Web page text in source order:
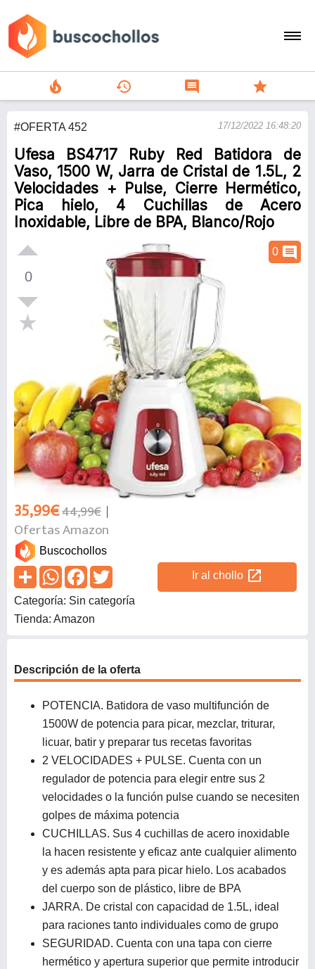
search
person
add
Menu
local_fire_department history comment star
#OFERTA 452 17/12/2022 16:48:20
Ufesa BS4717 Ruby Red Batidora de
Vaso, 1500 W, Jarra de Cristal de 1.5L, 2
Velocidades + Pulse, Cierre Hermético,
Pica hielo, 4 Cuchillas de Acero
Inoxidable, Libre de BPA, Blanco/Rojo
0
0 comment
35,99€44,99€
Ofertas Amazon
Buscochollos
Ir al chollo open_in_new
Categoría: Sin categoría
Tienda: Amazon
Descripción de la oferta
POTENCIA. Batidora de vaso multifunción de
1500W de potencia para picar, mezclar, triturar,
licuar, batir y preparar tus recetas favoritas
2 VELOCIDADES + PULSE. Cuenta con un
regulador de potencia para elegir entre sus 2
velocidades o la función pulse cuando se necesiten
golpes de máxima potencia
CUCHILLAS. Sus 4 cuchillas de acero inoxidable
la hacen resistente y eficaz ante cualquier alimento
y es además apta para picar hielo. Los acabados
del cuerpo son de plástico, libre de BPA
JARRA. De cristal con capacidad de 1.5L, ideal
para raciones tanto individuales como de grupo
SEGURIDAD. Cuenta con una tapa con cierre
hermético y apertura superior que permite introducir